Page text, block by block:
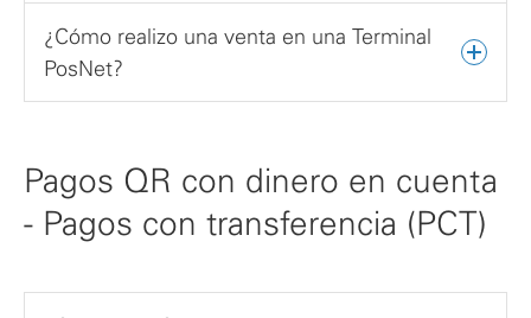
¿Cómo realizo una venta en una Terminal
PosNet?
Pagos QR con dinero en cuenta
- Pagos con transferencia (PCT)